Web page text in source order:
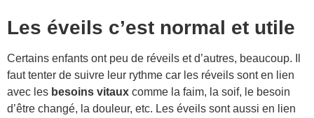
Les éveils c’est normal et utile
Certains enfants ont peu de réveils et d’autres, beaucoup. Il
faut tenter de suivre leur rythme car les réveils sont en lien
avec les besoins vitaux comme la faim, la soif, le besoin
d’être changé, la douleur, etc. Les éveils sont aussi en lien